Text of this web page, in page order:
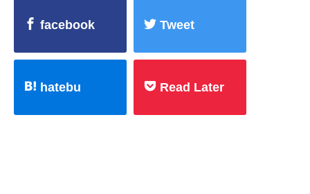
facebook Tweet
hatebu Read Later